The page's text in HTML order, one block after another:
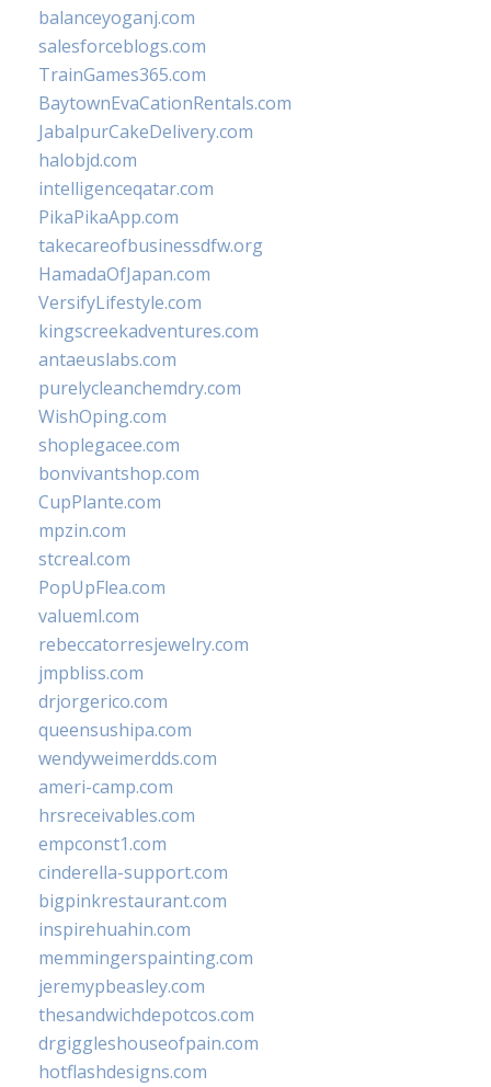
balanceyoganj.com
salesforceblogs.com
TrainGames365.com
BaytownEvaCationRentals.com
JabalpurCakeDelivery.com
halobjd.com
intelligenceqatar.com
PikaPikaApp.com
takecareofbusinessdfw.org
HamadaOfJapan.com
VersifyLifestyle.com
kingscreekadventures.com
antaeuslabs.com
purelycleanchemdry.com
WishOping.com
shoplegacee.com
bonvivantshop.com
CupPlante.com
mpzin.com
stcreal.com
PopUpFlea.com
valueml.com
rebeccatorresjewelry.com
jmpbliss.com
drjorgerico.com
queensushipa.com
wendyweimerdds.com
ameri-camp.com
hrsreceivables.com
empconst1.com
cinderella-support.com
bigpinkrestaurant.com
inspirehuahin.com
memmingerspainting.com
jeremypbeasley.com
thesandwichdepotcos.com
drgiggleshouseofpain.com
hotflashdesigns.com